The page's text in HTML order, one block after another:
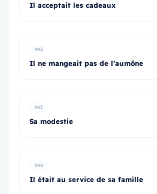
Il acceptait les cadeaux
#42
Il ne mangeait pas de l’aumône
#43
Sa modestie
#44
Il était au service de sa famille